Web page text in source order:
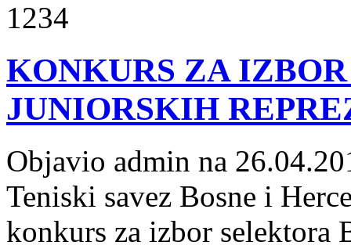
1234
KONKURS ZA
JUNIORSKIH
Objavio admin na
Teniski savez Bosne i
konkurs za izbor selektora